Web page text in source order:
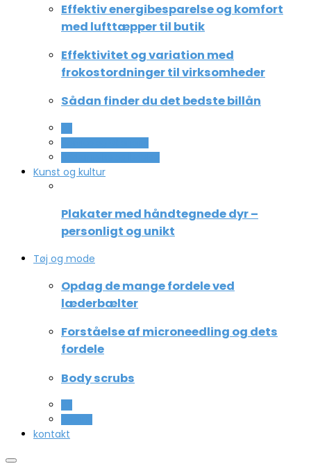
Effektiv energibesparelse og komfort
med lufttæpper til butik
Effektivitet og variation med
frokostordninger til virksomheder
Sådan finder du det bedste billån
Kunst og kultur
Plakater med håndtegnede dyr –
personligt og unikt
Tøj og mode
Opdag de mange fordele ved
læderbælter
Forståelse af microneedling og dets
fordele
Body scrubs
kontakt